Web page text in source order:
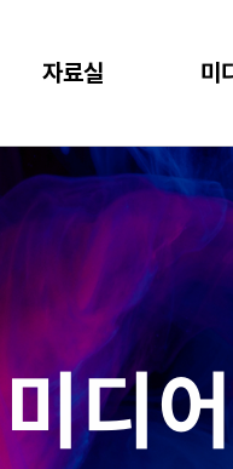
365
CLOUD
AWS (Amazon
Microsoft Azure
Microsoft
NAVER Cloud
Databricks
Mendix
워크쓰루 & 네이
구축
조 혁신 실현
스 설계로 품질 향상
한 IT시스템
경쟁력 강화
기술의 활용
물류 현장을 위한 통합된
없는 창고
장을 위한 유연한 물류 시
반도체
고도의 정밀성과 효율성을
자료실
프로젝트 사례
다운로드
미
뉴
이
공
블
WRMS WDMS
렌탈 모빌리티
미디